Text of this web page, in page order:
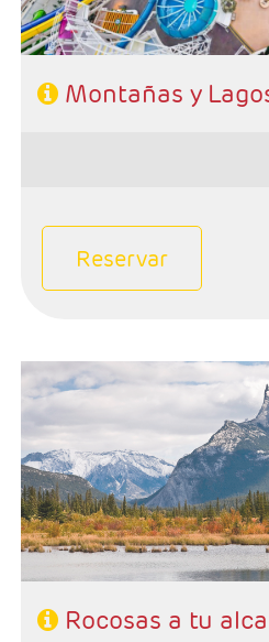
Montañas y
Reservar
- Salidas: Domingos
- Ruta: 1 noche Calgary, 2
1 noche Kamloops y 1 noche
- Categoría hotelera: Primera
-Rñegimen: Desayunos y 1
Rocosas a tu